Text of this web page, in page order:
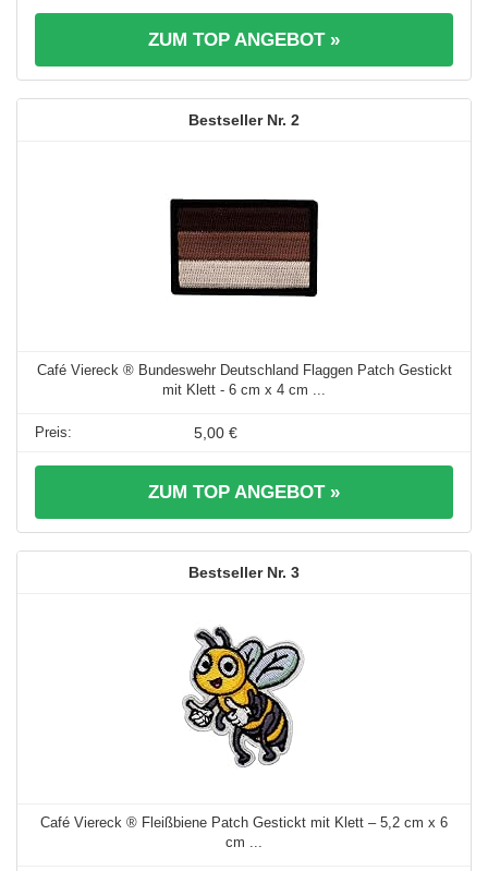
ZUM TOP ANGEBOT »
2
Café Viereck ® Bundeswehr Deutschland Flaggen Patch Gestickt
mit Klett - 6 cm x 4 cm ...
5,00 €
ZUM TOP ANGEBOT »
3
Café Viereck ® Fleißbiene Patch Gestickt mit Klett – 5,2 cm x 6
cm ...